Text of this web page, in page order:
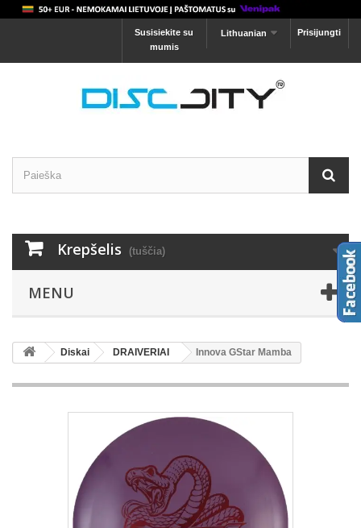
Prisijungti
Lithuanian
Susisiekite su
mumis
Krepšelis (tuščia)
MENU
Diskai DRAIVERIAI Innova GStar Mamba